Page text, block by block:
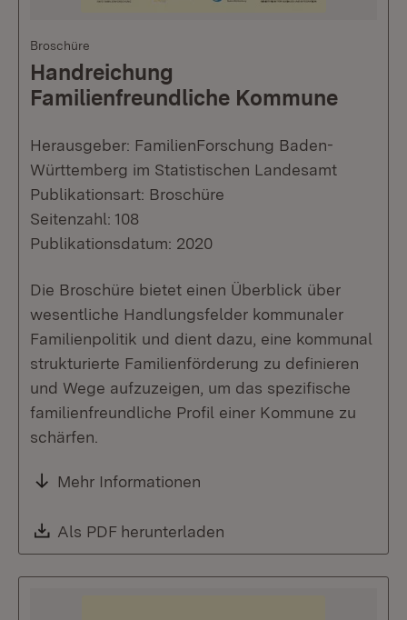
Broschüre
Handreichung
Familienfreundliche Kommune
Herausgeber: FamilienForschung Baden-
Württemberg im Statistischen Landesamt
Publikationsart: Broschüre
Seitenzahl: 108
Publikationsdatum: 2020
Die Broschüre bietet einen Überblick über
wesentliche Handlungsfelder kommunaler
Familienpolitik und dient dazu, eine kommunal
strukturierte Familienförderung zu definieren
und Wege aufzuzeigen, um das spezifische
familienfreundliche Profil einer Kommune zu
schärfen.
Mehr Informationen
Download:
Als PDF herunterladen